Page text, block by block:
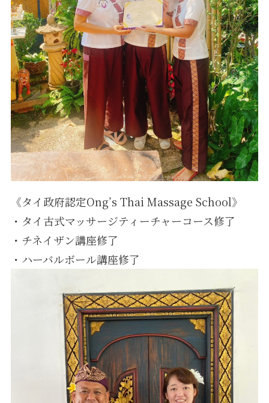
《タイ政府認定Ong’s Thai Massage School》
・タイ古式マッサージティーチャーコース修了
・チネイザン講座修了
・ハーバルボール講座修了